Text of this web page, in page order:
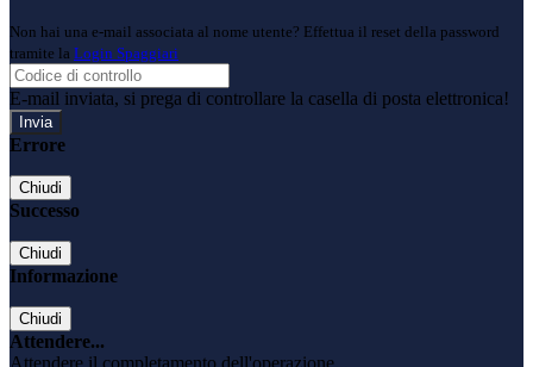
Non hai una e-mail associata al nome utente? Effettua il reset della password
tramite la Login Spaggiari
E-mail inviata, si prega di controllare la casella di posta elettronica!
Errore
Chiudi
Successo
Chiudi
Informazione
Chiudi
Attendere...